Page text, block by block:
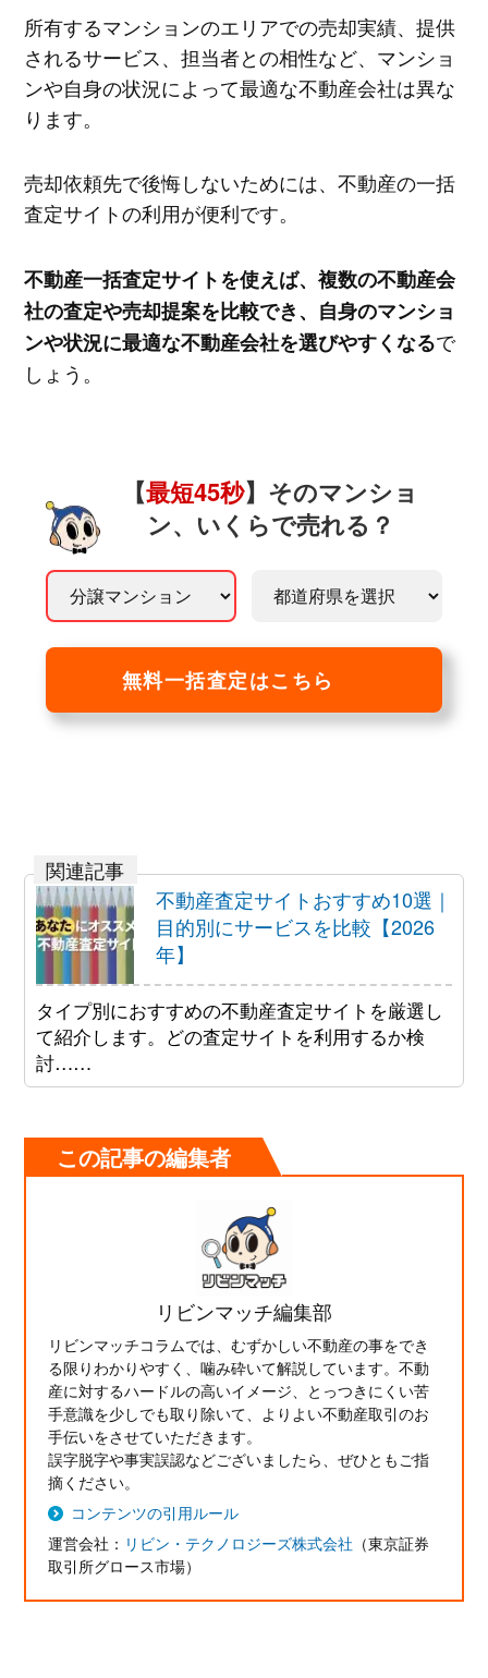
所有するマンションのエリアでの売却実績、提供
されるサービス、担当者との相性など、マンショ
ンや自身の状況によって最適な不動産会社は異な
ります。
売却依頼先で後悔しないためには、不動産の一括
査定サイトの利用が便利です。
不動産一括査定サイトを使えば、複数の不動産会
社の査定や売却提案を比較でき、自身のマンショ
ンや状況に最適な不動産会社を選びやすくなるで
しょう。
【最短45秒】そのマンショ
ン、いくらで売れる？
無料一括査定はこちら
不動産査定サイトおすすめ10選｜
目的別にサービスを比較【2026
年】
タイプ別におすすめの不動産査定サイトを厳選し
て紹介します。どの査定サイトを利用するか検
討……
この記事の編集者
リビンマッチ編集部
リビンマッチコラムでは、むずかしい不動産の事をでき
る限りわかりやすく、噛み砕いて解説しています。不動
産に対するハードルの高いイメージ、とっつきにくい苦
手意識を少しでも取り除いて、よりよい不動産取引のお
手伝いをさせていただきます。
誤字脱字や事実誤認などございましたら、ぜひともご指
摘ください。
コンテンツの引用ルール
運営会社： リビン・テクノロジーズ株式会社 （東京証券
取引所グロース市場）